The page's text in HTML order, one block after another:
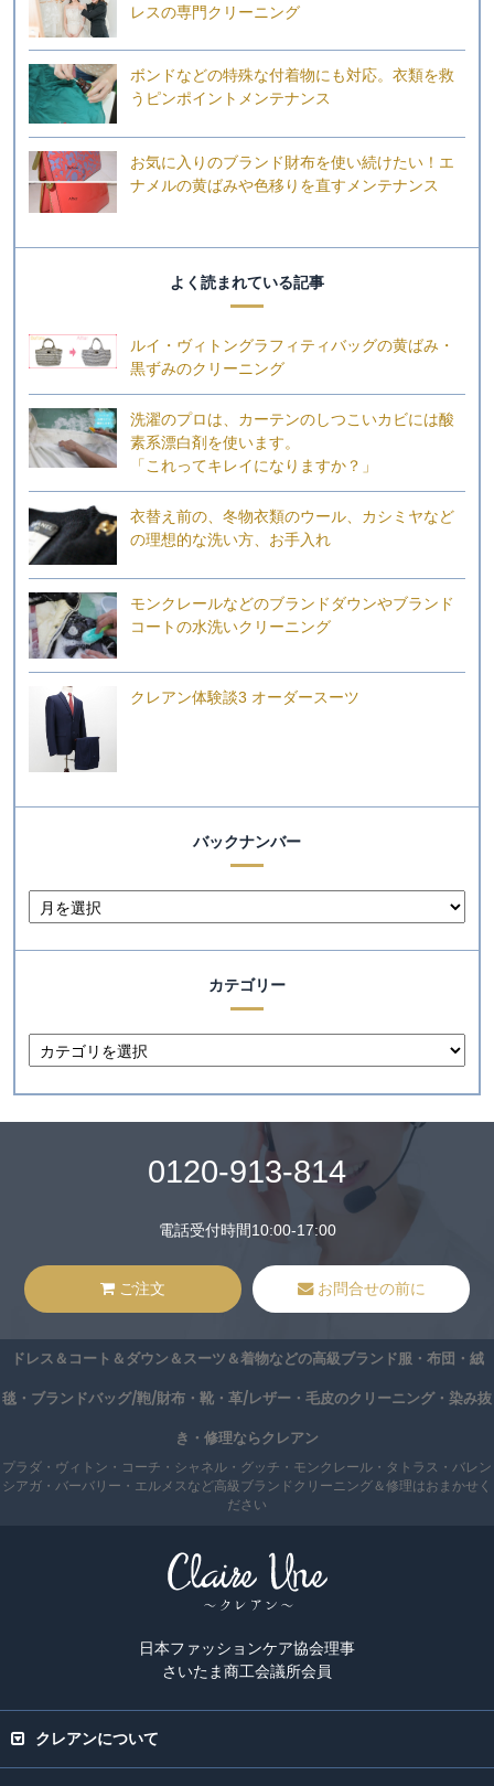
レスの専門クリーニング
ボンドなどの特殊な付着物にも対応。衣類を救
うピンポイントメンテナンス
お気に入りのブランド財布を使い続けたい！エ
ナメルの黄ばみや色移りを直すメンテナンス
よく読まれている記事
ルイ・ヴィトングラフィティバッグの黄ばみ・
黒ずみのクリーニング
洗濯のプロは、カーテンのしつこいカビには酸
素系漂白剤を使います。
「これってキレイになりますか？」
衣替え前の、冬物衣類のウール、カシミヤなど
の理想的な洗い方、お手入れ
モンクレールなどのブランドダウンやブランド
コートの水洗いクリーニング
クレアン体験談3 オーダースーツ
バックナンバー
カテゴリー
0120-913-814
電話受付時間10:00-17:00
ご注文 お問合せの前に
ドレス＆コート＆ダウン＆スーツ＆着物などの高級ブランド服・布団・絨
毯・ブランドバッグ/鞄/財布・靴・革/レザー・毛皮のクリーニング・染み抜
き・修理ならクレアン
プラダ・ヴィトン・コーチ・シャネル・グッチ・モンクレール・タトラス・バレン
シアガ・バーバリー・エルメスなど高級ブランドクリーニング＆修理はおまかせく
ださい
日本ファッションケア協会理事
さいたま商工会議所会員
クレアンについて